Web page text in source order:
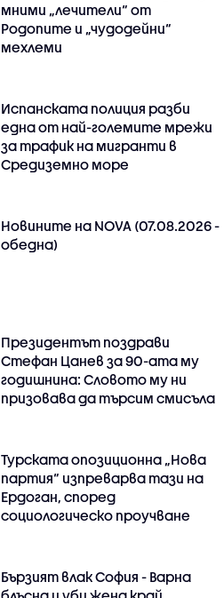
мними „лечители“ от
Родопите и „чудодейни“
мехлеми
Испанската полиция разби
една от най-големите мрежи
за трафик на мигранти в
Средиземно море
Новините на NOVA (07.08.2026 -
обедна)
Президентът поздрави
Стефан Цанев за 90-ата му
годишнина: Словото му ни
призовава да търсим смисъла
Турската опозиционна „Нова
партия“ изпреварва тази на
Ердоган, според
социологическо проучване
Бързият влак София - Варна